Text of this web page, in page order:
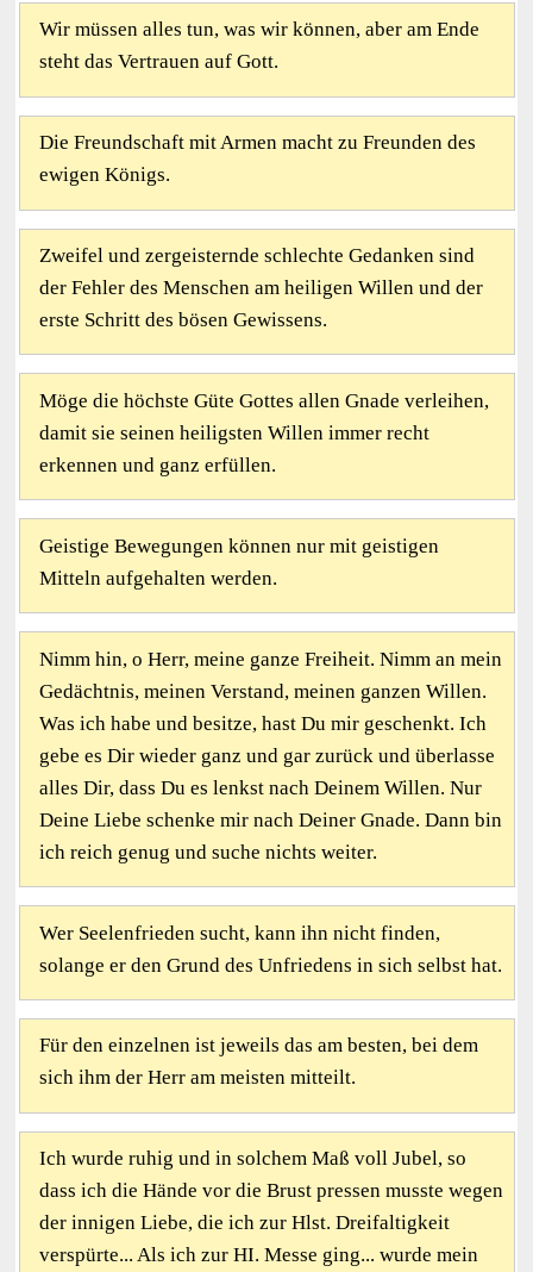
Wir müssen alles tun, was wir können, aber am Ende
steht das Vertrauen auf Gott.
Die Freundschaft mit Armen macht zu Freunden des
ewigen Königs.
Zweifel und zergeisternde schlechte Gedanken sind
der Fehler des Menschen am heiligen Willen und der
erste Schritt des bösen Gewissens.
Möge die höchste Güte Gottes allen Gnade verleihen,
damit sie seinen heiligsten Willen immer recht
erkennen und ganz erfüllen.
Geistige Bewegungen können nur mit geistigen
Mitteln aufgehalten werden.
Nimm hin, o Herr, meine ganze Freiheit. Nimm an mein
Gedächtnis, meinen Verstand, meinen ganzen Willen.
Was ich habe und besitze, hast Du mir geschenkt. Ich
gebe es Dir wieder ganz und gar zurück und überlasse
alles Dir, dass Du es lenkst nach Deinem Willen. Nur
Deine Liebe schenke mir nach Deiner Gnade. Dann bin
ich reich genug und suche nichts weiter.
Wer Seelenfrieden sucht, kann ihn nicht finden,
solange er den Grund des Unfriedens in sich selbst hat.
Für den einzelnen ist jeweils das am besten, bei dem
sich ihm der Herr am meisten mitteilt.
Ich wurde ruhig und in solchem Maß voll Jubel, so
dass ich die Hände vor die Brust pressen musste wegen
der innigen Liebe, die ich zur Hlst. Dreifaltigkeit
verspürte... Als ich zur HI. Messe ging... wurde mein